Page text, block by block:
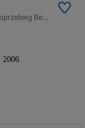
103 KM • 2000E6F Vulcan Classic USA Idealny Niskiprzebieg Bezwypadkowy
2006